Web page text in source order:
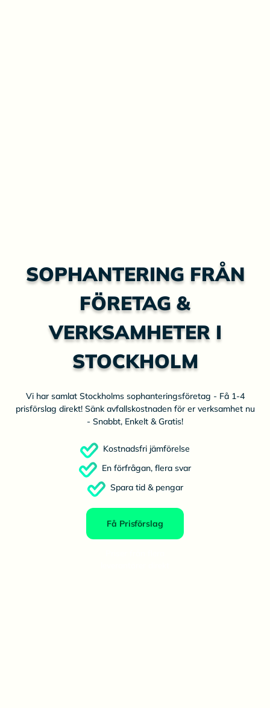
SOPHANTERING FRÅN
FÖRETAG &
VERKSAMHETER I
STOCKHOLM
Vi har samlat Stockholms sophanteringsföretag - Få 1-4
prisförslag direkt! Sänk avfallskostnaden för er verksamhet nu
- Snabbt, Enkelt & Gratis!
Kostnadsfri jämförelse
En förfrågan, flera svar
Spara tid & pengar
Få Prisförslag